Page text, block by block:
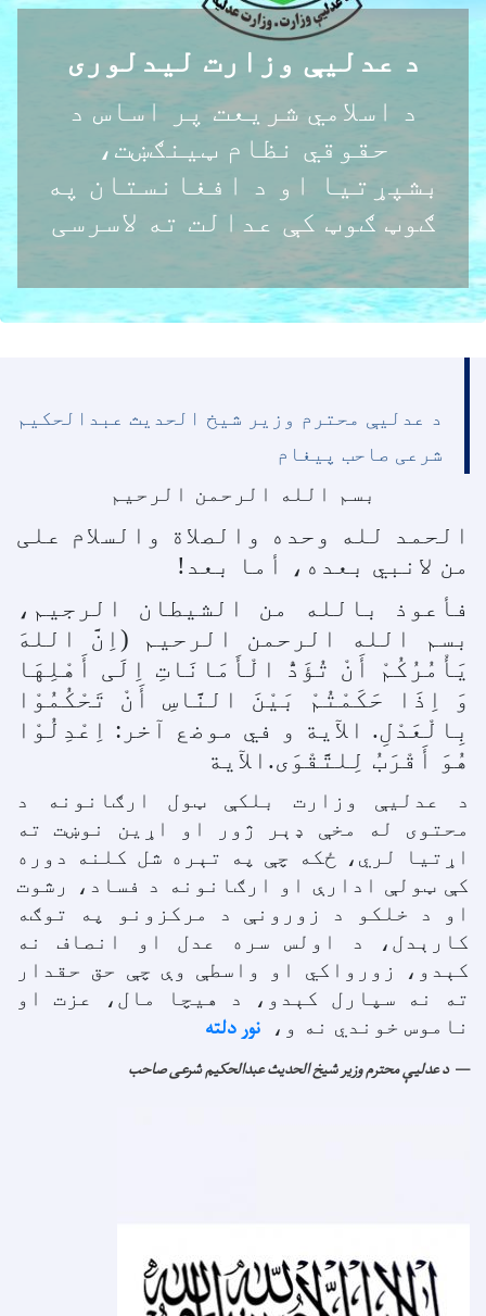
د عدليې وزارت لیدلوری
د اسلامي شریعت پر اساس د
حقوقي نظام ټینګښت،
بشپړتیا او د افغانستان په
ګوټ ګوټ کې عدالت ته لاسرسی
د عدليې محترم وزير شيخ الحدیث عبدالحکيم
شرعی صاحب پيغام
بسم الله الرحمن الرحيم
الحمد لله وحده والصلاة والسلام علی
من لانبي بعده، أما بعد!
فأعوذ بالله من الشيطان الرجيم،
بسم الله الرحمن الرحيم (اِنَّ اللهَ
يَأْمُرُکُمْ أَنْ تُؤَدُّ الْأَمَانَاتِ اِلَی أَهْلِهَا
وَ اِذَا حَکَمْتُمْ بَيْنَ النَّاسِ أَنْ تَحْکُمُوْا
بِالْعَدْلِ. الآية و في موضع آخر: اِعْدِلُوْا
هُوَ أَقْرَبُ لِلتَّقْوَی.الآية
د عدليې وزارت بلکې ټول ارګانونه د
محتوی له مخې ډېر ژور او اړين نوښت ته
اړتيا لري، ځکه چې په تېره شل کلنه دوره
کې ټولې ادارې او ارګانونه د فساد، رشوت
او د خلکو د زورونې د مرکزونو په توګه
کارېدل، د اولس سره عدل او انصاف نه
کېدو، زورواکي او واسطې وې چې حق حقدار
ته نه سپارل کېدو، د هيچا مال، عزت او
ناموس خوندي نه و، نور دلته
د عدليې محترم وزير شيخ الحدیث عبدالحکيم شرعی صاحب